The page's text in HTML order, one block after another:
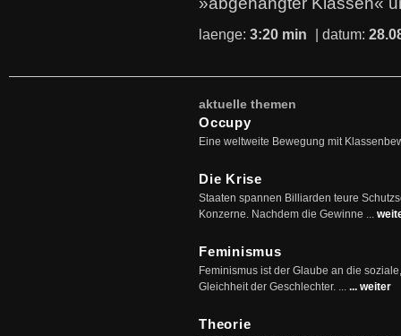
laenge: 3:20 min | datum:
aktuelle themen
Occupy
Eine weltweite Bewegung mit
Die Krise
Staaten spannen Billiarden teure
Konzerne. Nachdem die Gewinne ...
Feminismus
Feminismus ist der Glaube an die
Gleichheit der Geschlechter. ... ... weiter
Theorie